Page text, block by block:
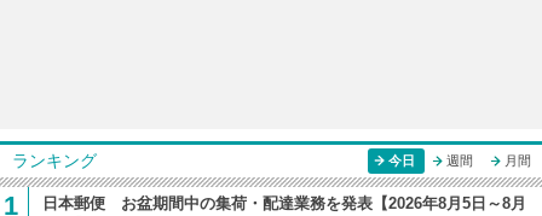
ランキング 今日 週間 月間
1
日本郵便 お盆期間中の集荷・配達業務を発表【2026年8月5日～8月